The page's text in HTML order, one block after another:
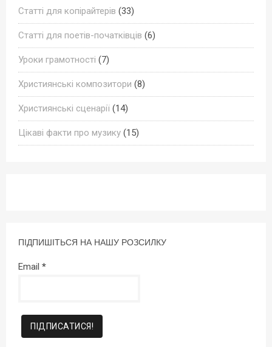
Статті для копірайтерів (33)
Статті для поетів-початківців (6)
Уроки грамотності (7)
Християнські композитори (8)
Християнські сценарії (14)
Цікаві факти про музику (15)
ПІДПИШІТЬСЯ НА НАШУ РОЗСИЛКУ
Email *